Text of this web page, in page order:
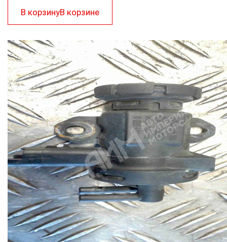
В корзинуВ корзине